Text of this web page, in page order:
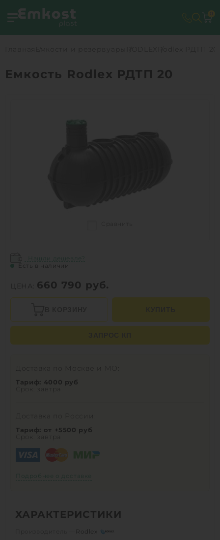
Емкость Rodlex РДТП 20
Нашли дешевле?
Есть в наличии
ЦЕНА: 660 790 руб.
Доставка по Москве и МО:
Тариф: 4000 руб
Срок: завтра
Доставка по России:
Тариф: от +5500 руб
Срок: завтра
Подробнее о доставке
ХАРАКТЕРИСТИКИ
Rodlex